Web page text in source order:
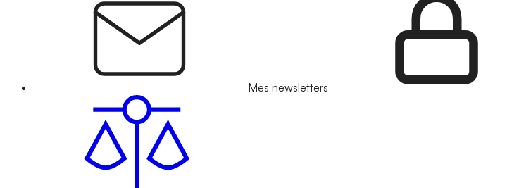
Mes newsletters